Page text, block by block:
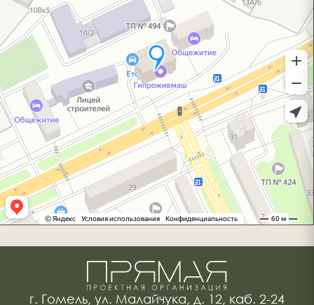
г. Гомель, ул. Малайчука, д. 12, каб. 2-24